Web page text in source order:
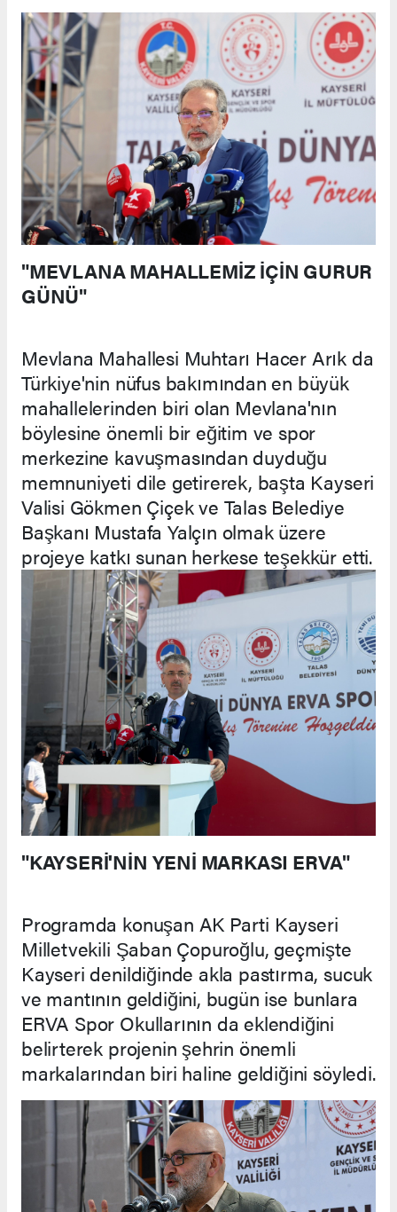
"MEVLANA MAHALLEMİZ İÇİN GURUR
GÜNÜ"
Mevlana Mahallesi Muhtarı Hacer Arık da
Türkiye'nin nüfus bakımından en büyük
mahallelerinden biri olan Mevlana'nın
böylesine önemli bir eğitim ve spor
merkezine kavuşmasından duyduğu
memnuniyeti dile getirerek, başta Kayseri
Valisi Gökmen Çiçek ve Talas Belediye
Başkanı Mustafa Yalçın olmak üzere
projeye katkı sunan herkese teşekkür etti.
"KAYSERİ'NİN YENİ MARKASI ERVA"
Programda konuşan AK Parti Kayseri
Milletvekili Şaban Çopuroğlu, geçmişte
Kayseri denildiğinde akla pastırma, sucuk
ve mantının geldiğini, bugün ise bunlara
ERVA Spor Okullarının da eklendiğini
belirterek projenin şehrin önemli
markalarından biri haline geldiğini söyledi.